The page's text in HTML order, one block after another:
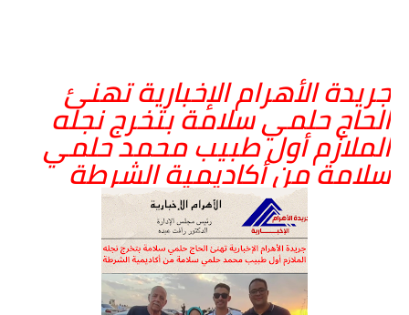
جريدة الأهرام الإخبارية تهنئ
الحاج حلمي سلامة بتخرج نجله
الملازم أول طبيب محمد حلمي
سلامة من أكاديمية الشرطة